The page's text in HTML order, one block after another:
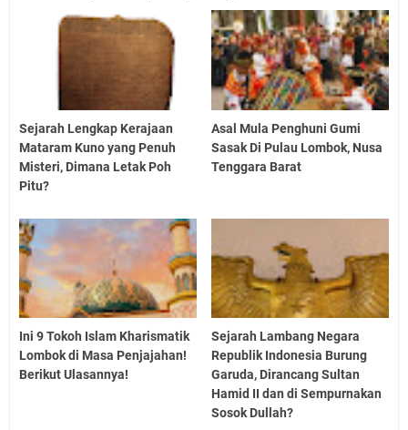
Sejarah Lengkap Kerajaan
Mataram Kuno yang Penuh
Misteri, Dimana Letak Poh
Pitu?
Asal Mula Penghuni Gumi
Sasak Di Pulau Lombok, Nusa
Tenggara Barat
Ini 9 Tokoh Islam Kharismatik
Lombok di Masa Penjajahan!
Berikut Ulasannya!
Sejarah Lambang Negara
Republik Indonesia Burung
Garuda, Dirancang Sultan
Hamid II dan di Sempurnakan
Sosok Dullah?